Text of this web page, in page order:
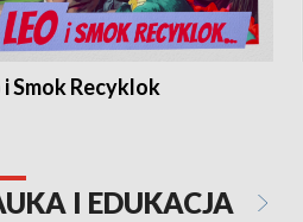
i Smok Recyklok
I EDUKACJA